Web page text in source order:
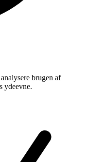
brugen af
ydeevne.